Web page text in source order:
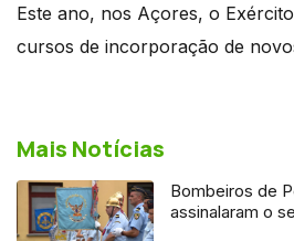
Este ano, nos Açores, o
cursos de incorporação de
Mais Notícias
Bombeiros de
assinalaram o